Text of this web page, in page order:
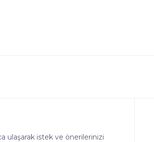
ulaşarak istek ve önerilerinizi